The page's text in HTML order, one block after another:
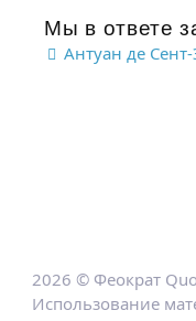
Мы в ответе
Антуан де
2026 © Феократ
Использование